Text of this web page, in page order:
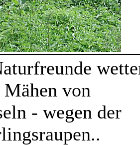
Mähen von
- wegen der